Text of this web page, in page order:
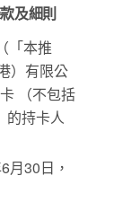
及細則
「本推
）有限公
（不包括
的持卡人
月30日，